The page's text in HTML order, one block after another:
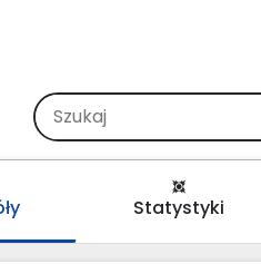
Statystyki